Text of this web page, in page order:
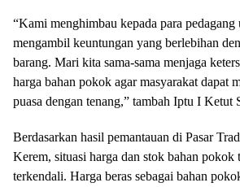
“Kami menghimbau kepada para
mengambil keuntungan yang berlebihan
barang. Mari kita sama-sama menjaga
harga bahan pokok agar masyarakat dapat
puasa dengan tenang,” tambah Iptu I Ketut
Berdasarkan hasil pemantauan di Pasar
Kerem, situasi harga dan stok bahan pokok
terkendali. Harga beras sebagai bahan